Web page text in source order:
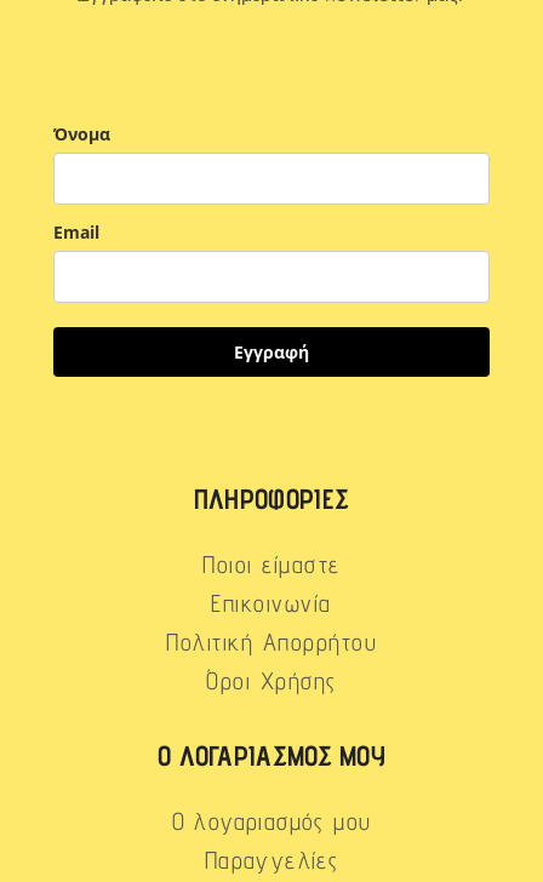
Όνομα
Email
Εγγραφή
ΠΛΗΡΟΦΟΡΊΕΣ
Ποιοι είμαστε
Επικοινωνία
Πολιτική Απορρήτου
Όροι Χρήσης
Ο ΛΟΓΑΡΙΑΣΜΌΣ ΜΟΥ
Ο λογαριασμός μου
Παραγγελίες